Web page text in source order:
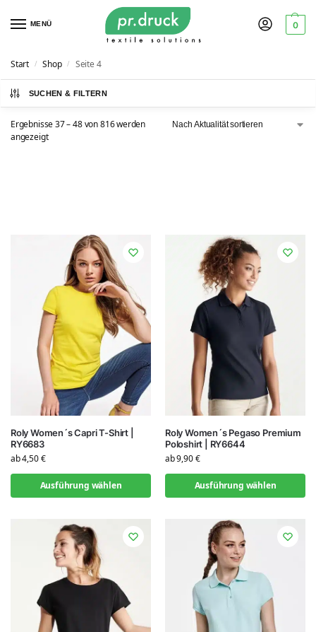
MENÜ 0
Start / Shop / Seite 4
SUCHEN & FILTERN
Ergebnisse 37 – 48 von 816 werden
angezeigt
Roly Women´s Capri T-Shirt |
RY6683
ab4,50€
Ausführung wählen
Roly Women´s Pegaso Premium
Poloshirt | RY6644
ab9,90€
Ausführung wählen